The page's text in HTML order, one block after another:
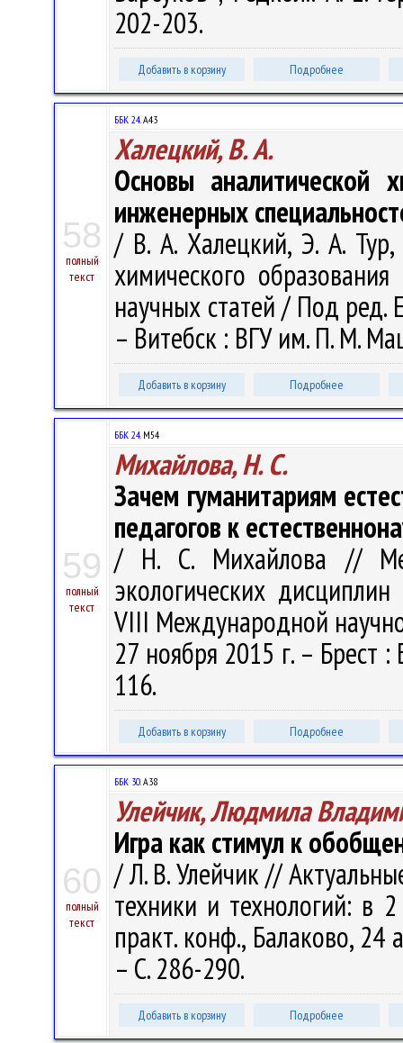
202-203.
Добавить в корзину Подробнее
58
полный
текст
ББК 24.А43
Халецкий, В. А.
Основы аналитической
инженерных
/ В. А. Халецкий, Э. А.
химического
научных статей / Под ред.
– Витебск : ВГУ им. П. М.
Добавить в корзину Подробнее
59
полный
текст
ББК 24.М54
Михайлова, Н. С.
Зачем гуманитариям
педагогов к
/ Н. С. Михайлова //
экологических
VIII Международной
27 ноября 2015 г. – Брест
116.
Добавить в корзину Подробнее
60
полный
текст
ББК 30.А38
Улейчик, Людмила
Игра как стимул к
/ Л. В. Улейчик //
техники и технологий: в
практ. конф., Балаково,
– С. 286-290.
Добавить в корзину Подробнее